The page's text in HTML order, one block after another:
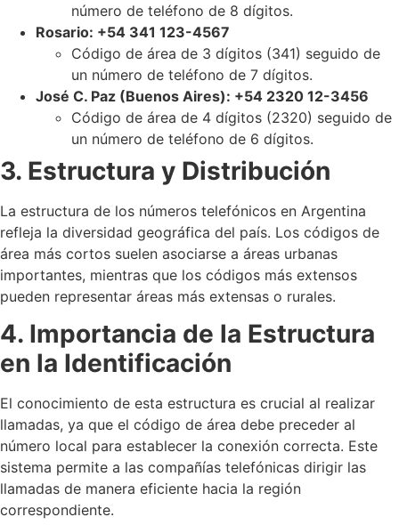
número de teléfono de 8 dígitos.
Rosario: +54 341 123-4567
Código de área de 3 dígitos (341) seguido de
un número de teléfono de 7 dígitos.
José C. Paz (Buenos Aires): +54 2320 12-3456
Código de área de 4 dígitos (2320) seguido de
un número de teléfono de 6 dígitos.
3. Estructura y Distribución
La estructura de los números telefónicos en Argentina
refleja la diversidad geográfica del país. Los códigos de
área más cortos suelen asociarse a áreas urbanas
importantes, mientras que los códigos más extensos
pueden representar áreas más extensas o rurales.
4. Importancia de la Estructura
en la Identificación
El conocimiento de esta estructura es crucial al realizar
llamadas, ya que el código de área debe preceder al
número local para establecer la conexión correcta. Este
sistema permite a las compañías telefónicas dirigir las
llamadas de manera eficiente hacia la región
correspondiente.